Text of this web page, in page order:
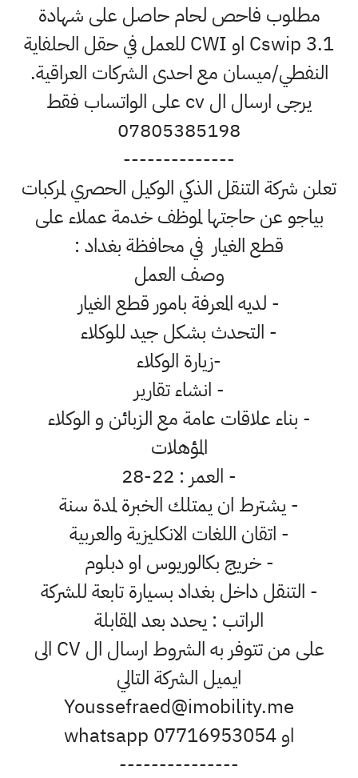
مطلوب فاحص لحام حاصل على شهادة
Cswip 3.1 او CWI للعمل في حقل الحلفاية
النفطي/ميسان مع احدى الشركات العراقية.
يرجى ارسال ال cv على الواتساب فقط
07805385198
--------------
تعلن شركة التنقل الذكي الوكيل الحصري لمركبات
بياجو عن حاجتها لموظف خدمة عملاء على
قطع الغيار في محافظة بغداد :
وصف العمل
- لديه المعرفة بامور قطع الغيار
- التحدث بشكل جيد للوكلاء
-زيارة الوكلاء
- انشاء تقارير
- بناء علاقات عامة مع الزبائن و الوكلاء
المؤهلات
- العمر : 22-28
- يشترط ان يمتلك الخبرة لمدة سنة
- اتقان اللغات الانكليزية والعربية
- خريج بكالوريوس او دبلوم
- التنقل داخل بغداد بسيارة تابعة للشركة
الراتب : يحدد بعد المقابلة
على من تتوفر به الشروط ارسال ال CV الى
ايميل الشركة التالي
Youssefraed@imobility.me
او whatsapp 07716953054
---------------